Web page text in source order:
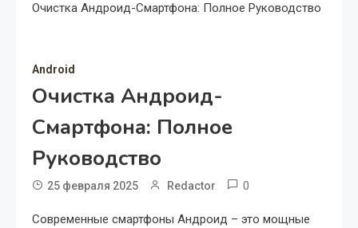
Очистка Андроид-Смартфона: Полное Руководство
Android
Очистка Андроид-
Смартфона: Полное
Руководство
25 февраля 2025 Redactor 0
Современные смартфоны Андроид – это мощные